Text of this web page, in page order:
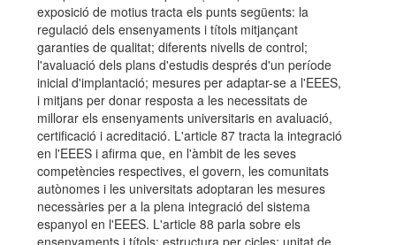
exposició de motius tracta els punts següents: la
regulació dels ensenyaments i títols mitjançant
garanties de qualitat; diferents nivells de control;
l'avaluació dels plans d'estudis després d'un període
inicial d'implantació; mesures per adaptar-se a l'EEES,
i mitjans per donar resposta a les necessitats de
millorar els ensenyaments universitaris en avaluació,
certificació i acreditació. L'article 87 tracta la integració
en l'EEES i afirma que, en l'àmbit de les seves
competències respectives, el govern, les comunitats
autònomes i les universitats adoptaran les mesures
necessàries per a la plena integració del sistema
espanyol en l'EEES. L'article 88 parla sobre els
ensenyaments i títols: estructura per cicles; unitat de